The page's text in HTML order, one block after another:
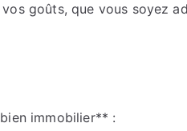
goûts, que vous soyez
immobilier** :